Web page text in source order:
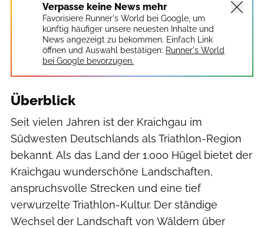
Verpasse keine News mehr
Favorisiere Runner's World bei Google, um
künftig häufiger unsere neuesten Inhalte und
News angezeigt zu bekommen. Einfach Link
öffnen und Auswahl bestätigen: Runner's World
bei Google bevorzugen.
Überblick
Seit vielen Jahren ist der Kraichgau im
Südwesten Deutschlands als Triathlon-Region
bekannt. Als das Land der 1.000 Hügel bietet der
Kraichgau wunderschöne Landschaften,
anspruchsvolle Strecken und eine tief
verwurzelte Triathlon-Kultur. Der ständige
Wechsel der Landschaft von Wäldern über